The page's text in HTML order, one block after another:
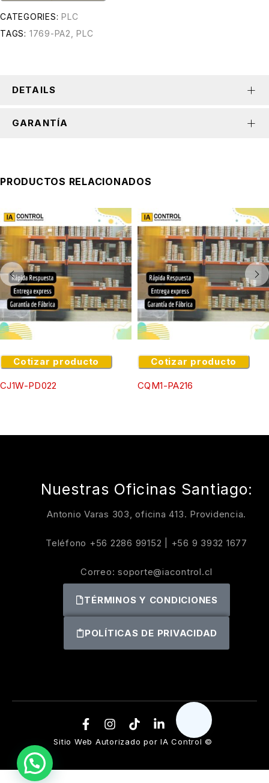
CATEGORIES: PLC
TAGS: 1769-PA2 ,PLC
DETAILS
GARANTÍA
PRODUCTOS RELACIONADOS
Cotizar producto
CJ1W-PD022
Cotizar producto
CQM1-PA216
Nuestras Oficinas Santiago:
Antonio Varas 303, oficina 413. Providencia.
Teléfono +56 2286 99152 +56 9 3932 1677
Correo: soporte@iacontrol.cl
TÉRMINOS Y CONDICIONES
POLÍTICAS DE PRIVACIDAD
Sitio Web Autorizado por IA Control ©